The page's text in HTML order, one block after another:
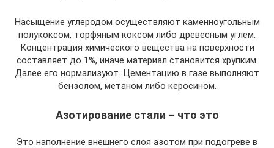
Насыщение углеродом осуществляют каменноугольным
полукоксом, торфяным коксом либо древесным углем.
Концентрация химического вещества на поверхности
составляет до 1%, иначе материал становится хрупким.
Далее его нормализуют. Цементацию в газе выполняют
бензолом, метаном либо керосином.
Азотирование стали – что это
Это наполнение внешнего слоя азотом при подогреве в